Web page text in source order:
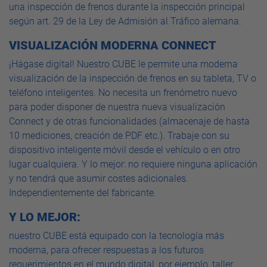
una inspección de frenos durante la inspección principal
según art. 29 de la Ley de Admisión al Tráfico alemana.
VISUALIZACIÓN MODERNA CONNECT
¡Hágase digital! Nuestro CUBE le permite una moderna
visualización de la inspección de frenos en su tableta, TV o
teléfono inteligentes. No necesita un frenómetro nuevo
para poder disponer de nuestra nueva visualización
Connect y de otras funcionalidades (almacenaje de hasta
10 mediciones, creación de PDF etc.). Trabaje con su
dispositivo inteligente móvil desde el vehículo o en otro
lugar cualquiera. Y lo mejor: no requiere ninguna aplicación
y no tendrá que asumir costes adicionales.
Independientemente del fabricante.
Y LO MEJOR:
nuestro CUBE está equipado con la tecnología más
moderna, para ofrecer respuestas a los futuros
requerimientos en el mundo digital, por ejemplo, taller